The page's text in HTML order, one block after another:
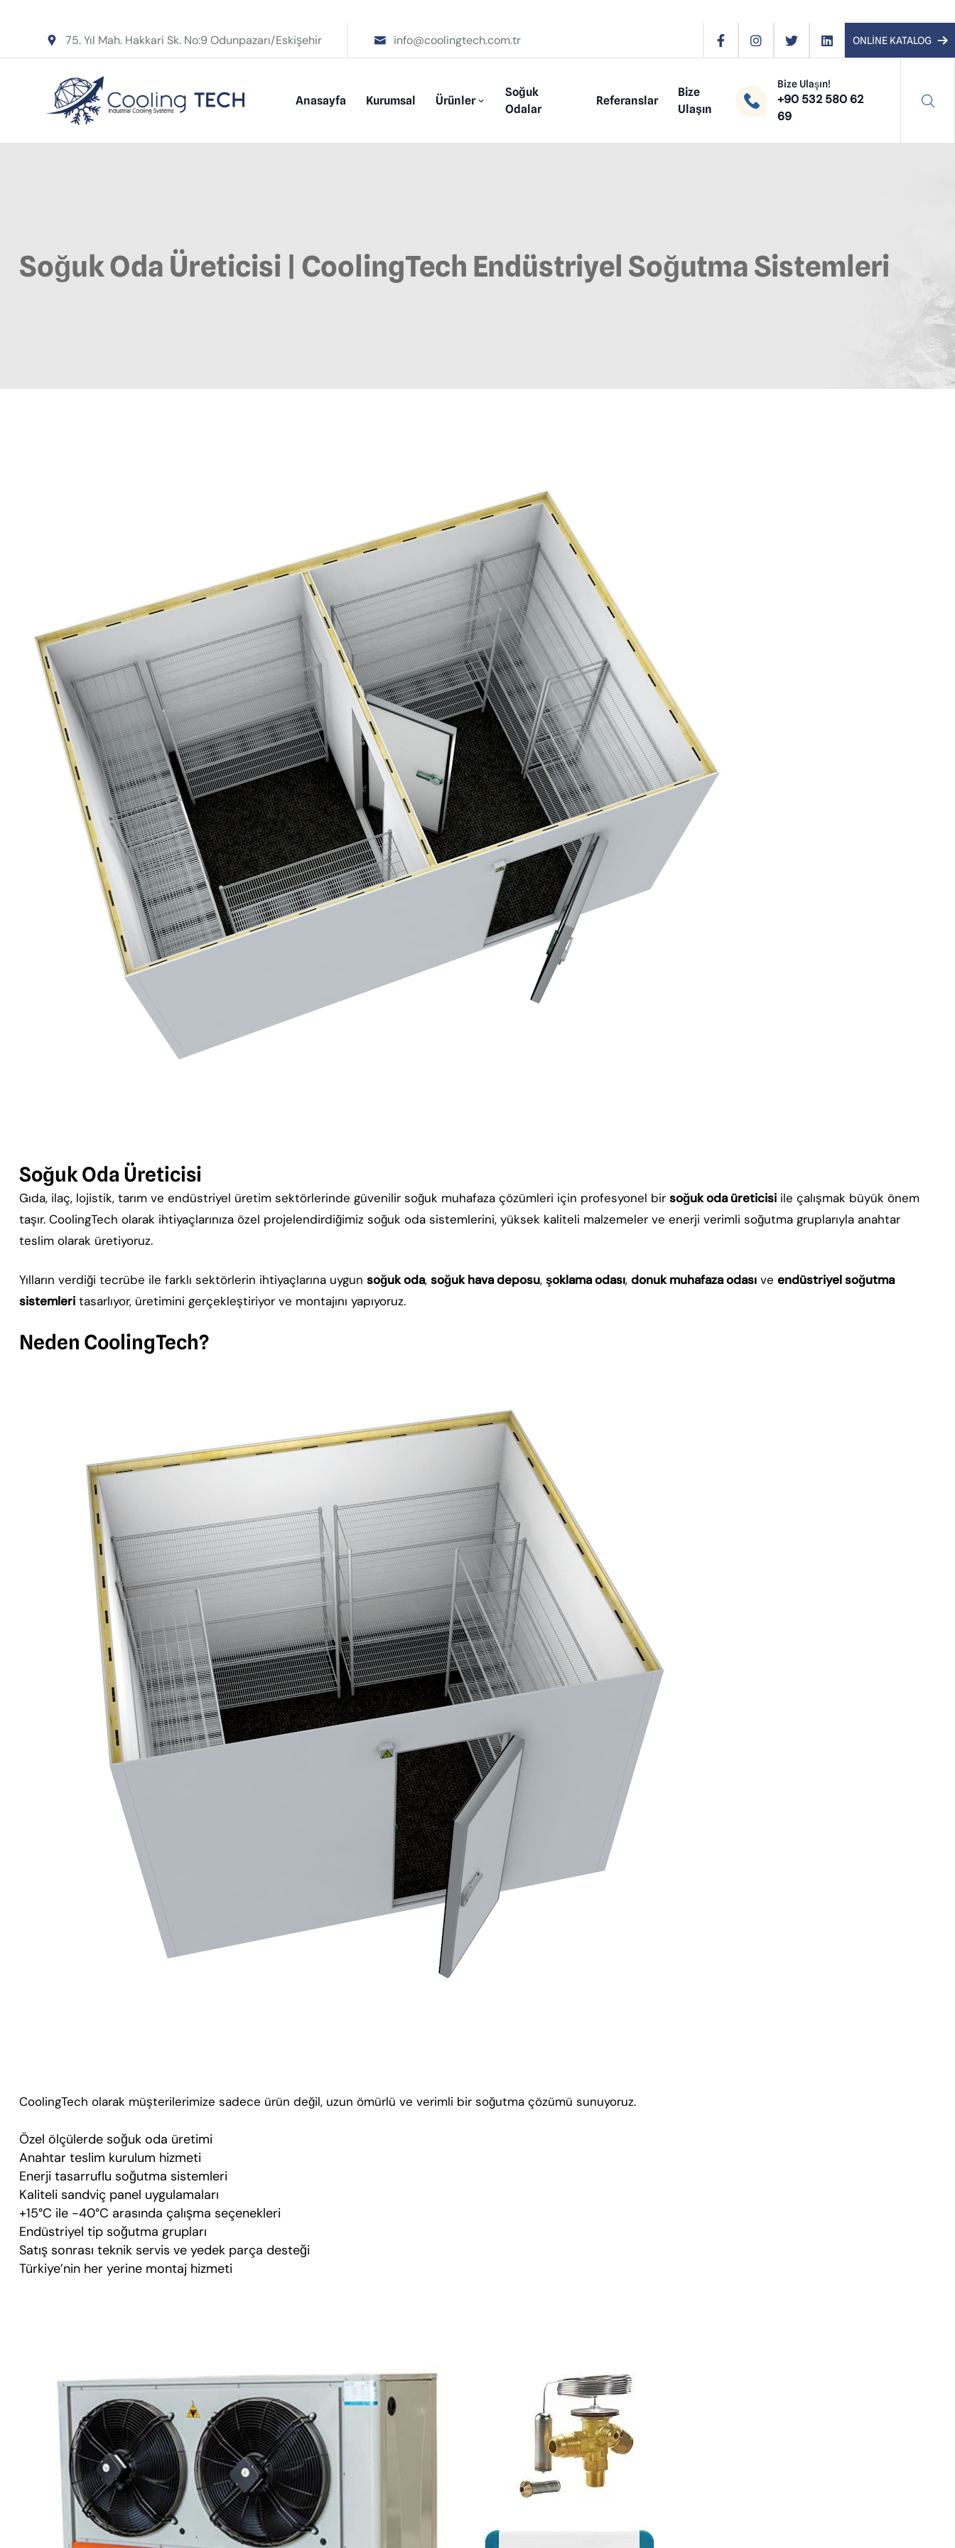
75. Yıl Mah. Hakkari Sk. No:9 Odunpazarı/Eskişehir info@coolingtech.com.tr ONLİNE KATALOG
Anasayfa Kurumsal Ürünler
Soğuk
Odalar
Referanslar
Bize
Ulaşın
Bize Ulaşın!
+90 532 580 62
69
Soğuk Oda Üreticisi | CoolingTech Endüstriyel Soğutma Sistemleri
Soğuk Oda Üreticisi
Gıda, ilaç, lojistik, tarım ve endüstriyel üretim sektörlerinde güvenilir soğuk muhafaza çözümleri için profesyonel bir soğuk oda üreticisi ile çalışmak büyük önem
taşır. CoolingTech olarak ihtiyaçlarınıza özel projelendirdiğimiz soğuk oda sistemlerini, yüksek kaliteli malzemeler ve enerji verimli soğutma gruplarıyla anahtar
teslim olarak üretiyoruz.
Yılların verdiği tecrübe ile farklı sektörlerin ihtiyaçlarına uygun soğuk oda, soğuk hava deposu, şoklama odası, donuk muhafaza odası ve endüstriyel soğutma
sistemleri tasarlıyor, üretimini gerçekleştiriyor ve montajını yapıyoruz.
Neden CoolingTech?
CoolingTech olarak müşterilerimize sadece ürün değil, uzun ömürlü ve verimli bir soğutma çözümü sunuyoruz.
Özel ölçülerde soğuk oda üretimi
Anahtar teslim kurulum hizmeti
Enerji tasarruflu soğutma sistemleri
Kaliteli sandviç panel uygulamaları
+15°C ile -40°C arasında çalışma seçenekleri
Endüstriyel tip soğutma grupları
Satış sonrası teknik servis ve yedek parça desteği
Türkiye’nin her yerine montaj hizmeti